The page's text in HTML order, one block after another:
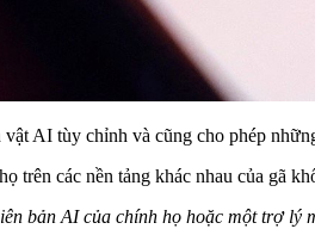
AI tùy chỉnh và cũng cho phép
trên các nền tảng khác nhau của gã
bản AI của chính họ hoặc một trợ lý